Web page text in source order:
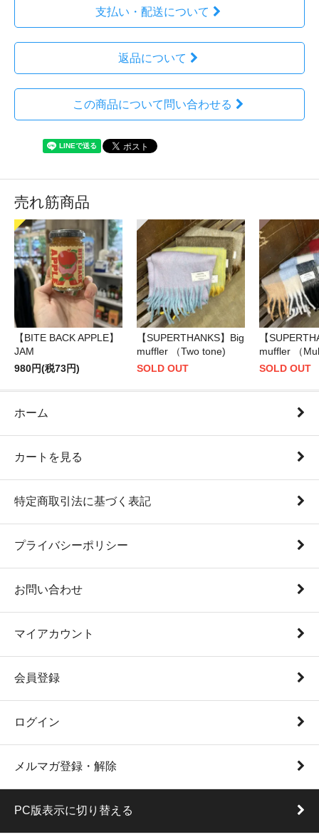
支払い・配送について
返品について
この商品について問い合わせる
売れ筋商品
【BITE BACK APPLE】
JAM
980円(税73円)
【SUPERTHANKS】Big
muffler （Two tone)
SOLD OUT
【
muffler （
SOLD OUT
ホーム
カートを見る
特定商取引法に基づく表記
プライバシーポリシー
お問い合わせ
マイアカウント
会員登録
ログイン
メルマガ登録・解除
PC版表示に切り替える